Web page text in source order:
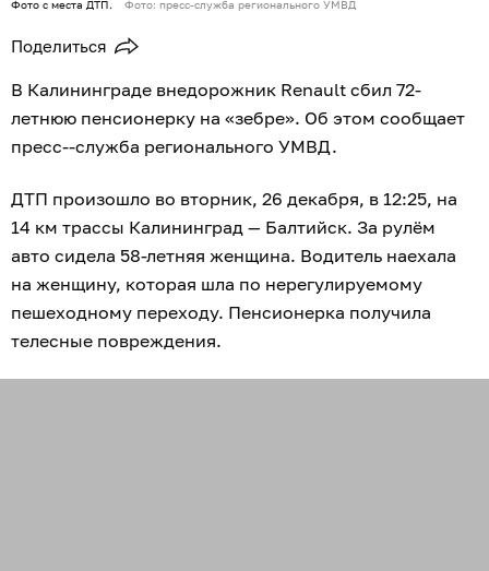
Фото с места ДТП. Фото: пресс-служба регионального УМВД
Поделиться
В Калининграде внедорожник Renault сбил 72-
летнюю пенсионерку на «зебре». Об этом сообщает
пресс--служба регионального УМВД.
ДТП произошло во вторник, 26 декабря, в 12:25, на
14 км трассы Калининград — Балтийск. За рулём
авто сидела 58-летняя женщина. Водитель наехала
на женщину, которая шла по нерегулируемому
пешеходному переходу. Пенсионерка получила
телесные повреждения.